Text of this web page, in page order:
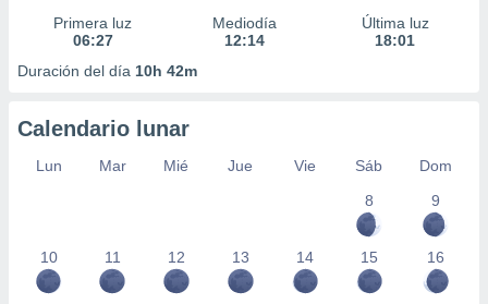
Primera luz
06:27
Mediodía
12:14
Última luz
18:01
Duración del día 10h 42m
Calendario lunar
Lun Mar Mié Jue Vie Sáb
Dom
8
9
10 11 12 13 14 15 16